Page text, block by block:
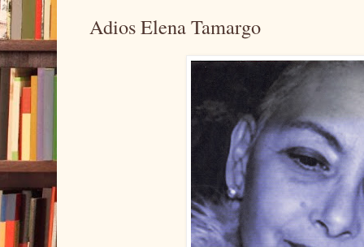
Adios Elena Tamargo